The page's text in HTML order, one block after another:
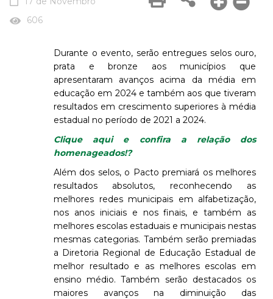
606
Durante o evento, serão entregues selos ouro,
prata e bronze aos municípios que
apresentaram avanços acima da média em
educação em 2024 e também aos que tiveram
resultados em crescimento superiores à média
estadual no período de 2021 a 2024.
Clique aqui e confira a relação dos
homenageados!?
Além dos selos, o Pacto premiará os melhores
resultados absolutos, reconhecendo as
melhores redes municipais em alfabetização,
nos anos iniciais e nos finais, e também as
melhores escolas estaduais e municipais nestas
mesmas categorias. Também serão premiadas
a Diretoria Regional de Educação Estadual de
melhor resultado e as melhores escolas em
ensino médio. Também serão destacados os
maiores avanços na diminuição das